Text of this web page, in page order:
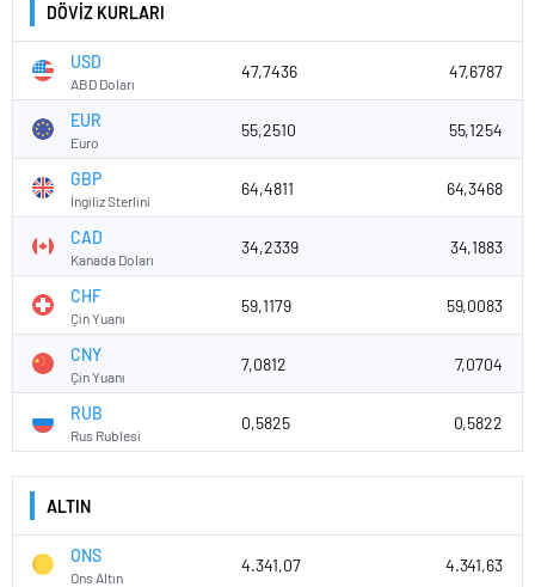
DÖVİZ KURLARI
USD
ABD Doları
47,7436 47,6787
EUR
Euro
55,2510 55,1254
GBP
İngiliz Sterlini
64,4811 64,3468
CAD
Kanada Doları
34,2339 34,1883
CHF
Çin Yuanı
59,1179 59,0083
CNY
Çin Yuanı
7,0812 7,0704
RUB
Rus Rublesi
0,5825 0,5822
ALTIN
ONS
Ons Altın
4.341,07 4.341,63